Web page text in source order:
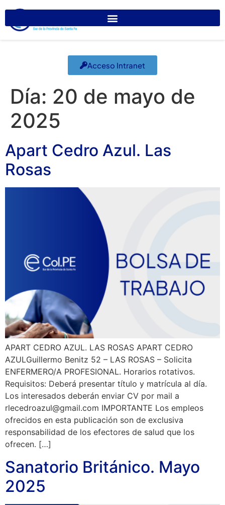
Acceso Intranet
Día: 20 de mayo de
2025
Apart Cedro Azul. Las
Rosas
APART CEDRO AZUL. LAS ROSAS APART CEDRO
AZULGuillermo Benitz 52 – LAS ROSAS – Solicita
ENFERMERO/A PROFESIONAL. Horarios rotativos.
Requisitos: Deberá presentar título y matrícula al día.
Los interesados deberán enviar CV por mail a
rlecedroazul@gmail.com IMPORTANTE Los empleos
ofrecidos en esta publicación son de exclusiva
responsabilidad de los efectores de salud que los
ofrecen. […]
Sanatorio Británico. Mayo
2025